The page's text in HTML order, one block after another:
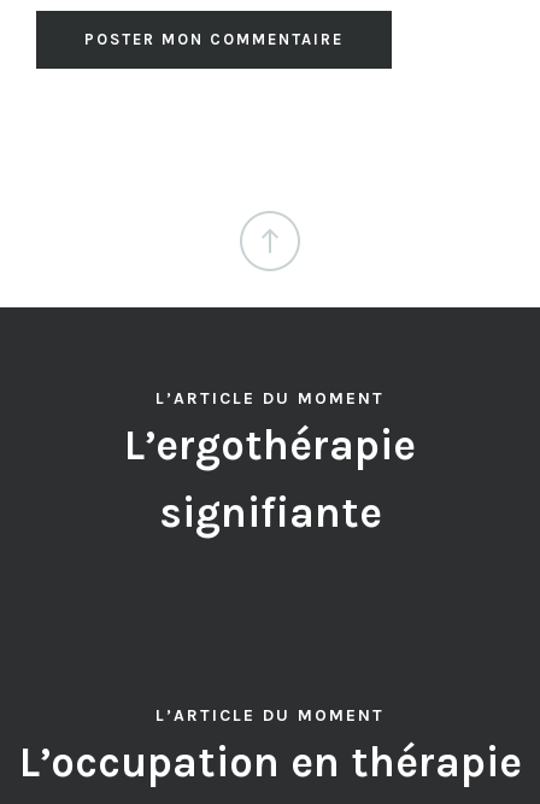
L’ARTICLE DU MOMENT
L’ergothérapie
signifiante
L’ARTICLE DU MOMENT
L’occupation en thérapie